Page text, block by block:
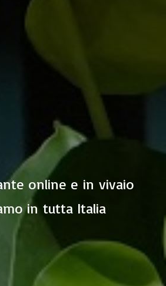
online e in vivaio
in tutta Italia